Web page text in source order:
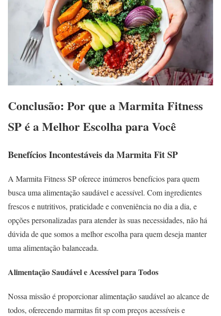
Conclusão: Por que a Marmita Fitness
SP é a Melhor Escolha para Você
Benefícios Incontestáveis da Marmita Fit SP
A Marmita Fitness SP oferece inúmeros benefícios para quem
busca uma alimentação saudável e acessível. Com ingredientes
frescos e nutritivos, praticidade e conveniência no dia a dia, e
opções personalizadas para atender às suas necessidades, não há
dúvida de que somos a melhor escolha para quem deseja manter
uma alimentação balanceada.
Alimentação Saudável e Acessível para Todos
Nossa missão é proporcionar alimentação saudável ao alcance de
todos, oferecendo marmitas fit sp com preços acessíveis e